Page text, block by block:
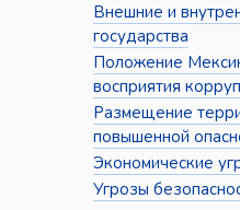
Внешние и
государства
Положение
восприятия
Размещение
повышенной
Экономические
Угрозы